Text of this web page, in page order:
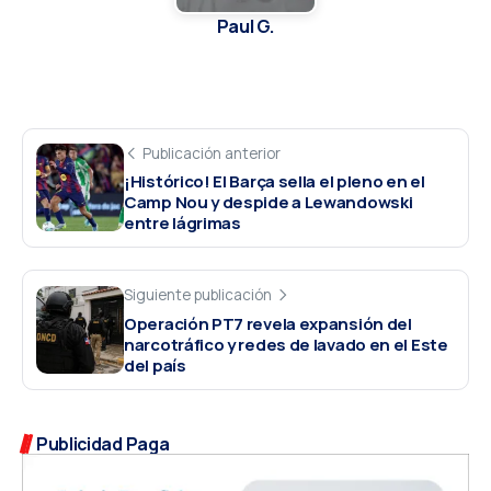
Paul G.
Publicación anterior
¡Histórico! El Barça sella el pleno en el
Camp Nou y despide a Lewandowski
entre lágrimas
Siguiente publicación
Operación PT7 revela expansión del
narcotráfico y redes de lavado en el Este
del país
Publicidad Paga